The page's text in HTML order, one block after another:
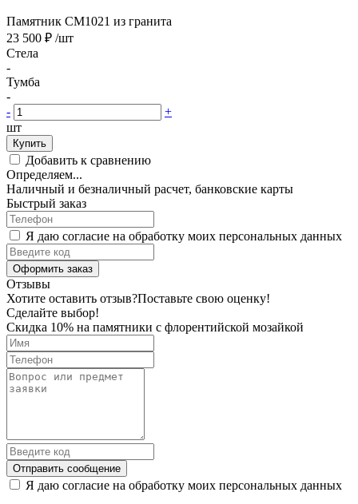
Памятник CM1021 из гранита
23 500 ₽ /шт
Стела
-
Тумба
-
-
+
шт
Купить
Добавить к сравнению
Определяем...
Наличный и безналичный расчет, банковские карты
Быстрый заказ
Я даю согласие на обработку моих персональных данных
Оформить заказ
Отзывы
Хотите оставить отзыв?Поставьте свою оценку!
Сделайте выбор!
Скидка 10% на памятники с флорентийской мозайкой
Отправить сообщение
Я даю согласие на обработку моих персональных данных